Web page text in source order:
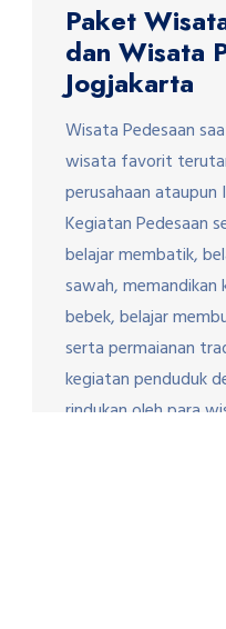
Paket
dan Wisata
Jogjakarta
Wisata Pedesaan
wisata favorit
perusahaan ataupun
Kegiatan Pedesaan
belajar membatik,
sawah, memandikan
bebek, belajar
serta permaianan
kegiatan penduduk
rindukan oleh para